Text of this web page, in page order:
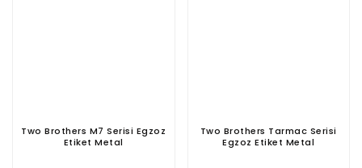
Two Brothers M7 Serisi Egzoz
Etiket Metal
Two Brothers Tarmac Serisi
Egzoz Etiket Metal